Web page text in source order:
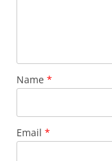
Name *
Email *